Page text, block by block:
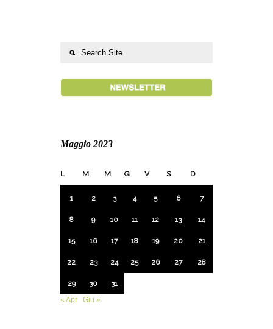
Maggio 2023
L M M G V S D
1 2 3 4 5 6 7
8 9 10 11 12 13 14
15 16 17 18 19 20 21
22 23 24 25 26 27 28
29 30
31
« Apr
Giu »